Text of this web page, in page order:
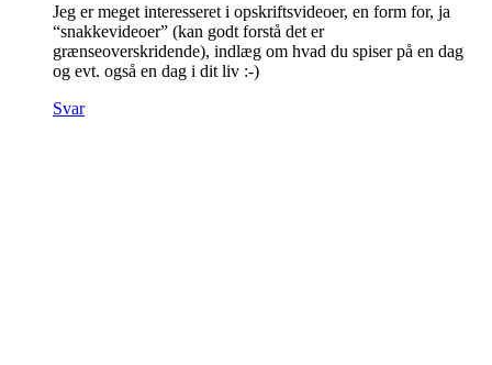
Jeg er meget interesseret i opskriftsvideoer, en form for, ja
“snakkevideoer” (kan godt forstå det er
grænseoverskridende), indlæg om hvad du spiser på en dag
og evt. også en dag i dit liv :-)
Svar